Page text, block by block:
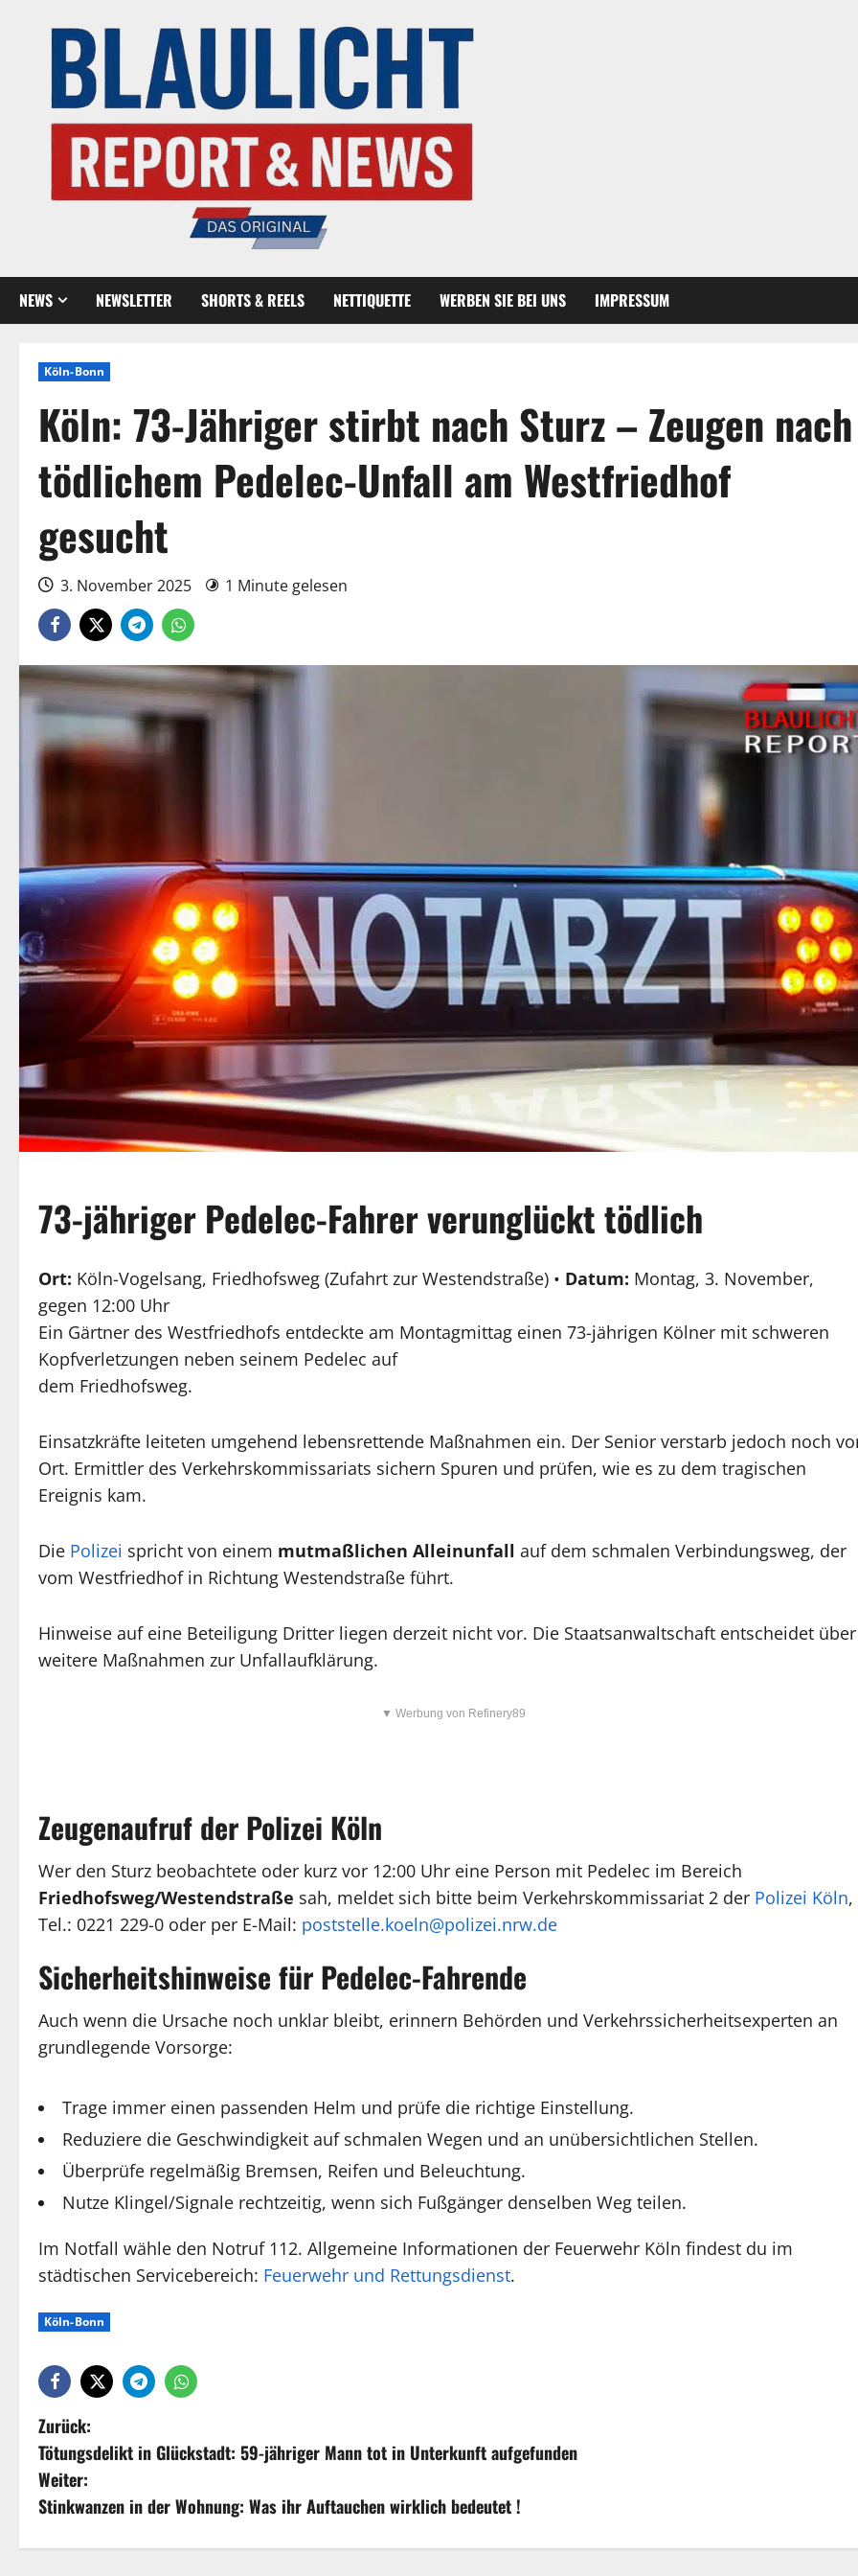
NEWS NEWSLETTER SHORTS & REELS NETTIQUETTE WERBEN SIE BEI UNS IMPRESSUM
Köln-Bonn
Köln: 73-Jähriger stirbt nach Sturz – Zeugen nach
tödlichem Pedelec-Unfall am Westfriedhof
gesucht
3. November 2025 1 Minute gelesen
73-jähriger Pedelec-Fahrer verunglückt tödlich
Ort: Köln-Vogelsang, Friedhofsweg (Zufahrt zur Westendstraße) • Datum: Montag, 3. November,
gegen 12:00 Uhr
Ein Gärtner des Westfriedhofs entdeckte am Montagmittag einen 73-jährigen Kölner mit schweren
Kopfverletzungen neben seinem Pedelec auf
dem Friedhofsweg.
Einsatzkräfte leiteten umgehend lebensrettende Maßnahmen ein. Der Senior verstarb jedoch noch
Ort. Ermittler des Verkehrskommissariats sichern Spuren und prüfen, wie es zu dem tragischen
Ereignis kam.
Die Polizei spricht von einem mutmaßlichen Alleinunfall auf dem schmalen Verbindungsweg, der
vom Westfriedhof in Richtung Westendstraße führt.
Hinweise auf eine Beteiligung Dritter liegen derzeit nicht vor. Die Staatsanwaltschaft entscheidet über
weitere Maßnahmen zur Unfallaufklärung.
▼ Werbung von Refinery89
Zeugenaufruf der Polizei Köln
Wer den Sturz beobachtete oder kurz vor 12:00 Uhr eine Person mit Pedelec im Bereich
Friedhofsweg/Westendstraße sah, meldet sich bitte beim Verkehrskommissariat 2 der Polizei Köln,
Tel.: 0221 229-0 oder per E-Mail: poststelle.koeln@polizei.nrw.de
Sicherheitshinweise für Pedelec-Fahrende
Auch wenn die Ursache noch unklar bleibt, erinnern Behörden und Verkehrssicherheitsexperten an
grundlegende Vorsorge:
Trage immer einen passenden Helm und prüfe die richtige Einstellung.
Reduziere die Geschwindigkeit auf schmalen Wegen und an unübersichtlichen Stellen.
Überprüfe regelmäßig Bremsen, Reifen und Beleuchtung.
Nutze Klingel/Signale rechtzeitig, wenn sich Fußgänger denselben Weg teilen.
Im Notfall wähle den Notruf 112. Allgemeine Informationen der Feuerwehr Köln findest du im
städtischen Servicebereich: Feuerwehr und Rettungsdienst.
Köln-Bonn
Zurück:
Tötungsdelikt in Glückstadt: 59-jähriger Mann tot in Unterkunft aufgefunden
Weiter:
Stinkwanzen in der Wohnung: Was ihr Auftauchen wirklich bedeutet !